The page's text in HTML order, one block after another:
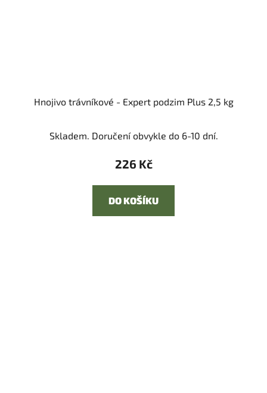
Hnojivo trávníkové - Expert podzim Plus 2,5 kg
Skladem. Doručení obvykle do 6-10 dní.
226 Kč
DO KOŠÍKU